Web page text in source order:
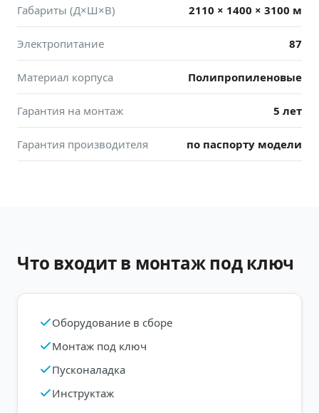
Габариты (Д×Ш×В) 2110 × 1400 × 3100 м
Электропитание 87
Материал корпуса Полипропиленовые
Гарантия на монтаж 5 лет
Гарантия производителя по паспорту модели
Что входит в монтаж под ключ
Оборудование в сборе
Монтаж под ключ
Пусконаладка
Инструктаж